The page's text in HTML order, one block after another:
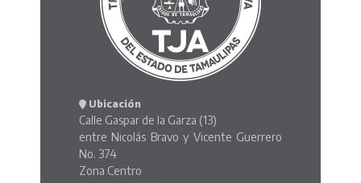
Ubicación
Calle Gaspar de la Garza (13)
entre Nicolás Bravo y Vicente Guerrero
No. 374
Zona Centro